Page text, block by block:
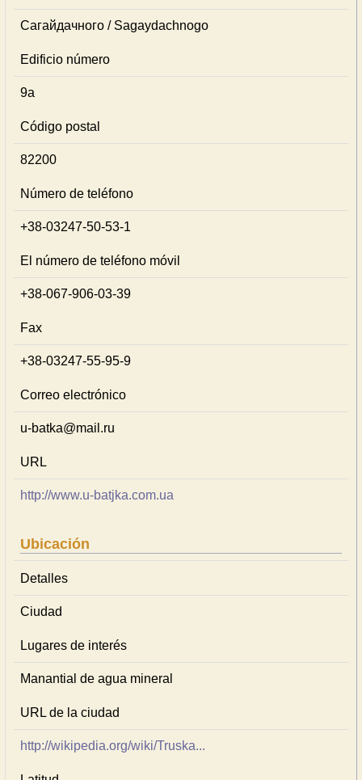
Сагайдачного / Sagaydachnogo
Edificio número
9а
Código postal
82200
Número de teléfono
+38-03247-50-53-1
El número de teléfono móvil
+38-067-906-03-39
Fax
+38-03247-55-95-9
Correo electrónico
u-batka@mail.ru
URL
http://www.u-batjka.com.ua
Ubicación
Detalles
Ciudad
Lugares de interés
Manantial de agua mineral
URL de la ciudad
http://wikipedia.org/wiki/Truska...